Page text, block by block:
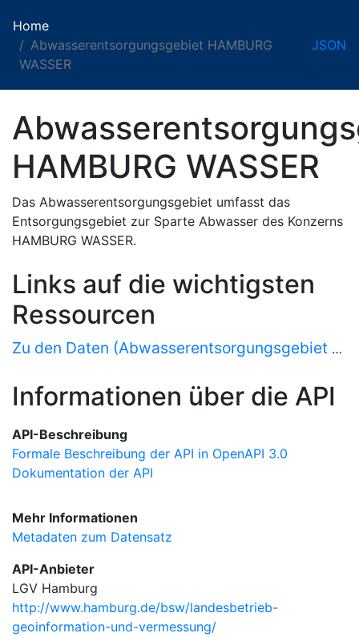
Home
Abwasserentsorgungsgebiet HAMBURG
WASSER
JSON
HAMBURG WASSER
Das Abwasserentsorgungsgebiet umfasst das
Entsorgungsgebiet zur Sparte Abwasser des Konzerns
HAMBURG WASSER.
Links auf die wichtigsten
Ressourcen
Zu den Daten (Abwasserentsorgungsgebiet HAMBURG WASSER)
Informationen über die API
API-Beschreibung
Formale Beschreibung der API in OpenAPI 3.0
Dokumentation der API
Mehr Informationen
Metadaten zum Datensatz
API-Anbieter
LGV Hamburg
http://www.hamburg.de/bsw/landesbetrieb-
geoinformation-und-vermessung/